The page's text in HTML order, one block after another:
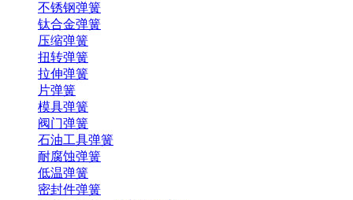
不锈钢弹簧
钛合金弹簧
压缩弹簧
扭转弹簧
拉伸弹簧
片弹簧
模具弹簧
阀门弹簧
石油工具弹簧
耐腐蚀弹簧
低温弹簧
密封件弹簧